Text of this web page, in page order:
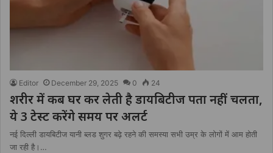
Editor December 29, 2025 0 24
शरीर में कब घर कर लेती है डायबिटीज पता नहीं चलता,
ये 3 टेस्ट करेंगे समय पर अलर्ट
नई दिल्ली डायबिटीज यानी ब्लड शुगर बढ़े रहने की समस्या सभी उम्र के लोगों में आम होती
जा रही है।…